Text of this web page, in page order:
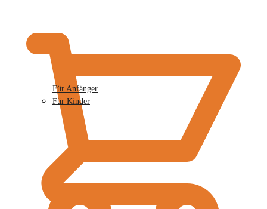
Für Anfänger
Für Kinder